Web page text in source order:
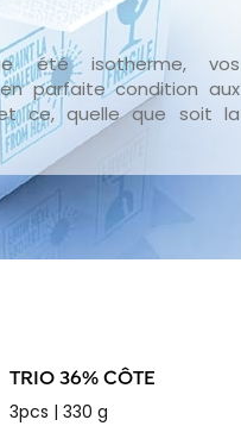
été isotherme, vos
parfaite condition aux
ce, quelle que soit la
TRIO 36% CÔTE
3pcs | 330 g